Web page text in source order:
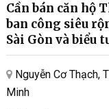
Cần bán căn hộ
ban công siêu
Sài Gòn và biểu
Nguyễn Cơ Thạch,
Minh